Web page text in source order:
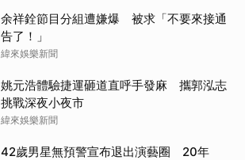
余祥銓節目分組遭嫌爆 被求「不要來接通
告了！」
緯來娛樂新聞
姚元浩體驗捷運砸道直呼手發麻 攜郭泓志
挑戰深夜小夜市
緯來娛樂新聞
42歲男星無預警宣布退出演藝圈 20年